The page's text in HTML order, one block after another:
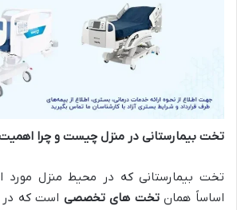
تخت بیمارستانی در منزل چیست و چرا اهمیت
تخت بیمارستانی که در محیط منزل مورد
اساساً همانتخت های تخصصی است که در